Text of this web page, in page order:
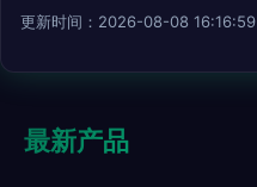
更新时间：2026-08-08 16:16:59
最新产品